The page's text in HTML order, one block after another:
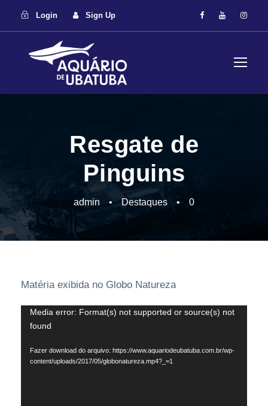
Login Sign Up
Resgate de
Pinguins
admin • Destaques • 0
Matéria exibida no Globo Natureza
Media error: Format(s) not supported or source(s) not
found
Fazer download do arquivo: https://www.aquariodeubatuba.com.br/wp-
content/uploads/2017/05/globonatureza.mp4?_=1